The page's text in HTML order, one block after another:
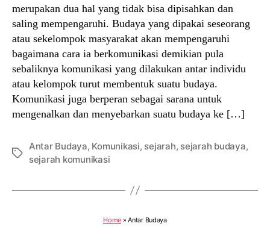
merupakan dua hal yang tidak bisa dipisahkan dan
saling mempengaruhi. Budaya yang dipakai seseorang
atau sekelompok masyarakat akan mempengaruhi
bagaimana cara ia berkomunikasi demikian pula
sebaliknya komunikasi yang dilakukan antar individu
atau kelompok turut membentuk suatu budaya.
Komunikasi juga berperan sebagai sarana untuk
mengenalkan dan menyebarkan suatu budaya ke […]
Tags
Antar Budaya, Komunikasi, sejarah, sejarah budaya,
sejarah komunikasi
Home»Antar Budaya